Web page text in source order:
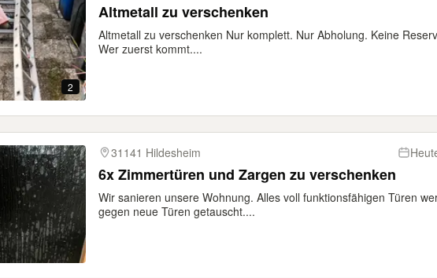
2
Altmetall zu verschenken
Altmetall zu verschenken Nur komplett. Nur Abholung. Keine
Wer zuerst kommt....
31141 Hildesheim
6x Zimmertüren und Zargen zu verschenken
Wir sanieren unsere Wohnung. Alles voll funktionsfähigen Türen
gegen neue Türen getauscht....